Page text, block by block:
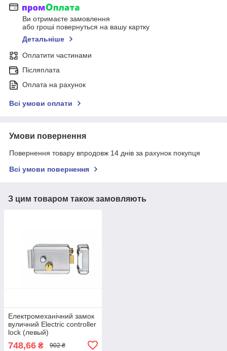
Ви отримаєте замовлення
або гроші повернуться на вашу картку
Детальніше
Оплатити частинами
Післяплата
Оплата на рахунок
Всі умови оплати
Умови повернення
Повернення товару впродовж 14 днів за рахунок покупця
Всі умови повернення
З цим товаром також замовляють
Електромеханічний замок
вуличний Electric controller
lock (левый)
748,66 ₴ 902 ₴